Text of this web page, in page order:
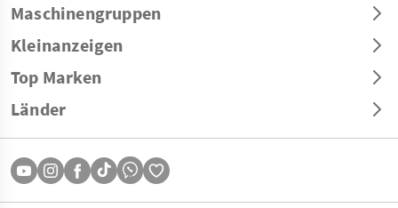
Maschinengruppen
Kleinanzeigen
Top Marken
Länder